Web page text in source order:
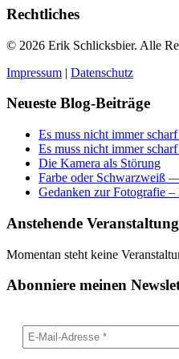
Rechtliches
© 2026 Erik Schlicksbier. Alle
Impressum | Datenschutz
Neueste Blog-Beiträge
Es muss nicht immer
Es muss nicht immer
Die Kamera als Störung
Farbe oder Schwarzweiß
Gedanken zur Fotografie –
Anstehende Veranstaltung
Momentan steht keine
Abonniere meinen